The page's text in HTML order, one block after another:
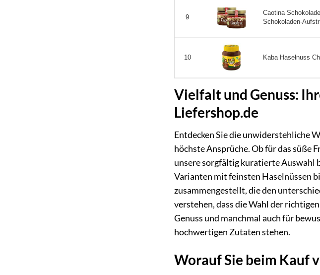
9
Caotina
Schokoladen-
10 Kaba Haselnuss
Vielfalt und Genuss:
Liefershop.de
Entdecken Sie die unwiderstehliche
höchste Ansprüche. Ob für das süße
unsere sorgfältig kuratierte Auswahl
Varianten mit feinsten Haselnüssen
zusammengestellt, die den
verstehen, dass die Wahl der
Genuss und manchmal auch für
hochwertigen Zutaten stehen.
Worauf Sie beim Kauf